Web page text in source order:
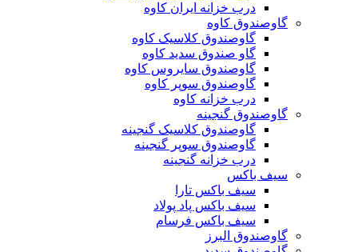
درب خزانه ایران کاوه
گاوصندوق کاوه
گاوصندوق کلاسیک کاوه
گاو صندوق سدید کاوه
گاوصندوق سایروس کاوه
گاوصندوق سوپر کاوه
درب خزانه کاوه
گاوصندوق گنجینه
گاوصندوق کلاسیک گنجینه
گاوصندوق سوپر گنجینه
درب خزانه گنجینه
سیف باکس
سیف باکس تارا
سیف باکس پاد پولاد
سیف باکس فرسام
گاوصندوق البرز